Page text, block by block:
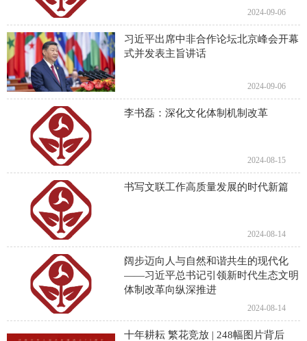
2024-09-06
习近平出席中非合作论坛北京峰会开幕
式并发表主旨讲话
2024-09-06
李书磊：深化文化体制机制改革
2024-08-15
书写文联工作高质量发展的时代新篇
2024-08-14
阔步迈向人与自然和谐共生的现代化
——习近平总书记引领新时代生态文明
体制改革向纵深推进
2024-08-14
十年耕耘 繁花竞放 | 248幅图片背后